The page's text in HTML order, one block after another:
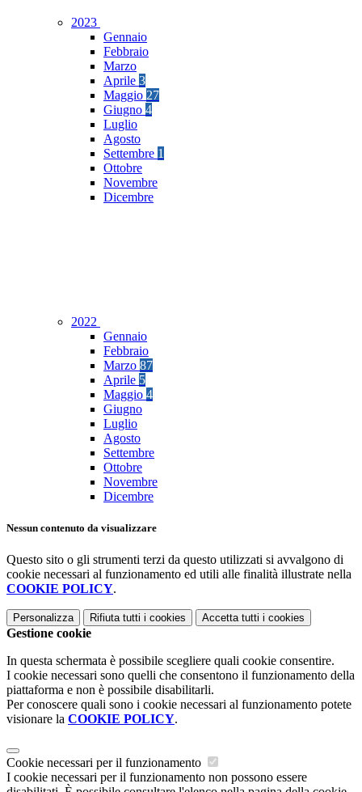
2023
Gennaio
Febbraio
Marzo
Aprile 3
Maggio 27
Giugno 4
Luglio
Agosto
Settembre 1
Ottobre
Novembre
Dicembre
2022
Gennaio
Febbraio
Marzo 87
Aprile 5
Maggio 4
Giugno
Luglio
Agosto
Settembre
Ottobre
Novembre
Dicembre
Nessun contenuto da visualizzare
Questo sito o gli strumenti terzi da questo utilizzati si avvalgono di
cookie necessari al funzionamento ed utili alle finalità illustrate nella
COOKIE POLICY.
Personalizza Rifiuta tutti i cookies Accetta tutti i cookies
Gestione cookie
In questa schermata è possibile scegliere quali cookie consentire.
I cookie necessari sono quelli che consentono il funzionamento della
piattaforma e non è possibile disabilitarli.
Per conoscere quali sono i cookie necessari al funzionamento potete
visionare la COOKIE POLICY.
Cookie necessari per il funzionamento
I cookie necessari per il funzionamento non possono essere